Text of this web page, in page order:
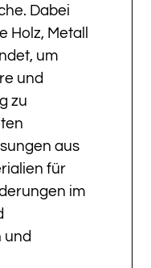
Dabei
Holz, Metall
um
und
zu
aus
für
im
und